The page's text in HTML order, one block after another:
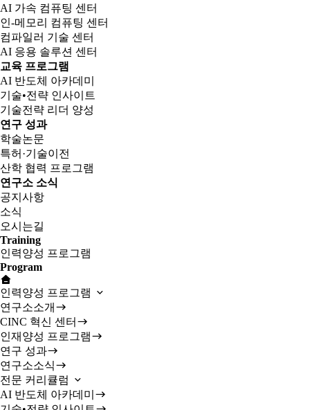
AI 가속 컴퓨팅 센터
인-메모리 컴퓨팅 센터
컴파일러 기술 센터
AI 응용 솔루션 센터
교육 프로그램
AI 반도체 아카데미
기술•전략 인사이트
기술전략 리더 양성
연구 성과
학술논문
특허·기술이전
산학 협력 프로그램
연구소 소식
공지사항
소식
오시는길
Training
인력양성 프로그램
Program
인력양성 프로그램
연구소소개
CINC 혁신 센터
인재양성 프로그램
연구 성과
연구소소식
전문 커리큘럼
AI 반도체 아카데미